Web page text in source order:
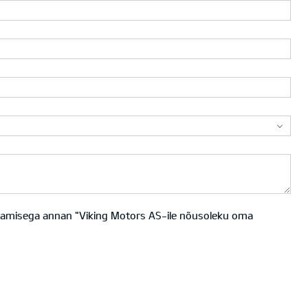
annan "Viking Motors AS-ile nõusoleku oma